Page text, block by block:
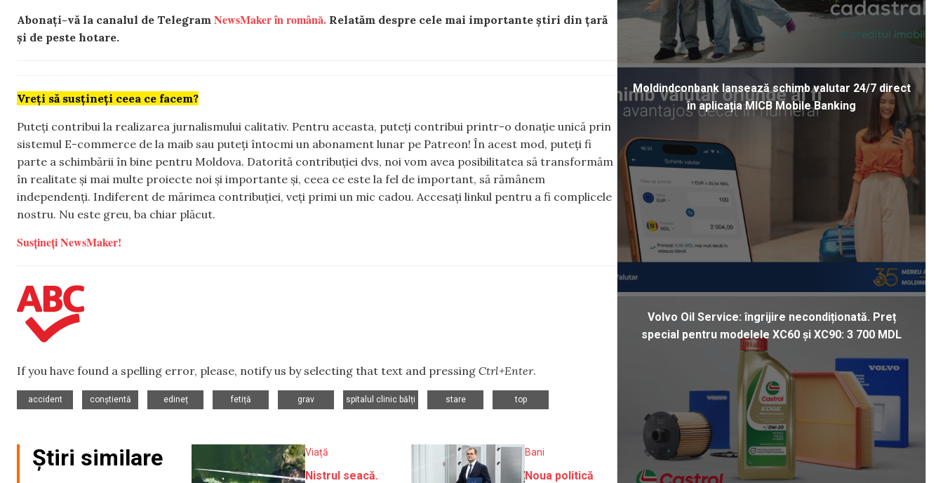
Abonați-vă la canalul de Telegram NewsMaker în română. Relatăm despre cele mai importante știri din țară
și de peste hotare.
Vreți să susțineți ceea ce facem?
Puteți contribui la realizarea jurnalismului calitativ. Pentru aceasta, puteți contribui printr-o donație unică prin
sistemul E-commerce de la maib sau puteți întocmi un abonament lunar pe Patreon! În acest mod, puteți fi
parte a schimbării în bine pentru Moldova. Datorită contribuției dvs, noi vom avea posibilitatea să transformăm
în realitate și mai multe proiecte noi și importante și, ceea ce este la fel de important, să rămânem
independenți. Indiferent de mărimea contribuției, veți primi un mic cadou. Accesați linkul pentru a fi complicele
nostru. Nu este greu, ba chiar plăcut.
Susțineți NewsMaker!
If you have found a spelling error, please, notify us by selecting that text and pressing Ctrl+Enter.
accident
conștientă
edineț
fetiță
grav
spitalul clinic bălți
stare
top
Știri similare Viață
Nistrul seacă.
Bani
Noua politică
Moldindconbank lansează schimb valutar 24/7 direct
în aplicația MICB Mobile Banking
Volvo Oil Service: îngrijire necondiționată. Preț
special pentru modelele XC60 și XC90: 3 700 MDL